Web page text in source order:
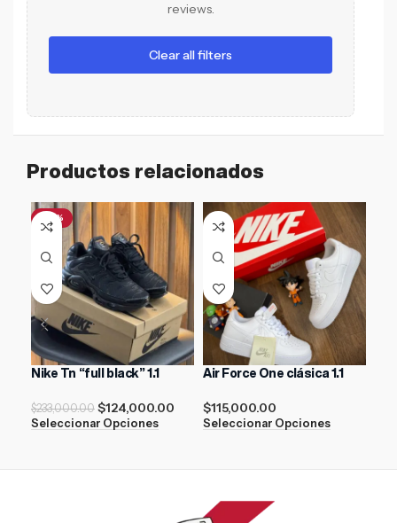
reviews.
Clear all filters
Productos relacionados
-47%
Nike Tn “full black” 1.1
$233,000.00 $124,000.00
Seleccionar Opciones
Air Force One clásica 1.1
$115,000.00
Seleccionar Opciones